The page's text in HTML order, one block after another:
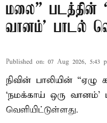
மலை” படத்தின்
வானம்’ பாடல்
Published on: 07 Aug 2026, 5:43
நிவின் பாலியின்
‘நமக்காய் ஒரு வானம்’
வெளியிட்டுள்ளது.